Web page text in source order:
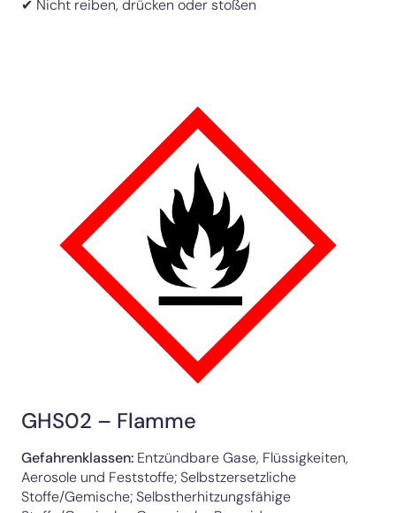
✔ Nicht reiben, drücken oder stoßen
GHS02 – Flamme
Gefahrenklassen: Entzündbare Gase, Flüssigkeiten,
Aerosole und Feststoffe; Selbstzersetzliche
Stoffe/Gemische; Selbstherhitzungsfähige